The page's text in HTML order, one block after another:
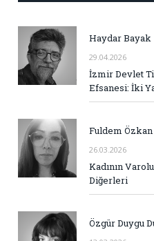
Haydar Bayak
29.04.2026
İzmir Devlet
Efsanesi: İki
Fuldem Özkan
26.03.2026
Kadının
Diğerleri
Özgür Duygu